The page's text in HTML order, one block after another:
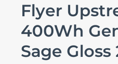
Flyer
400Wh
Sage Gloss